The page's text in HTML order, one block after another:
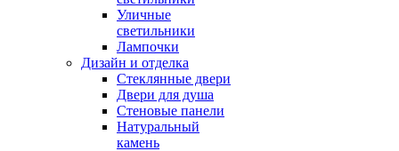
Уличные
светильники
Лампочки
Дизайн и отделка
Стеклянные двери
Двери для душа
Стеновые панели
Натуральный
камень